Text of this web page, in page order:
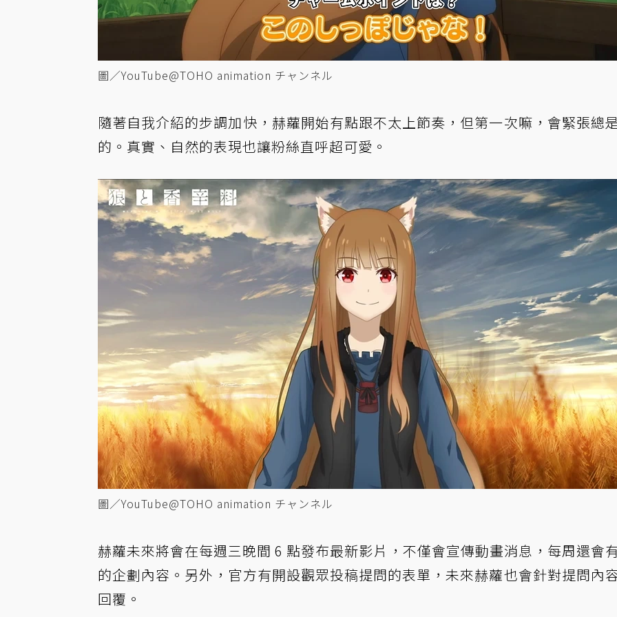
圖／YouTube@TOHO animation チャンネル
隨著自我介紹的步調加快，赫蘿開始有點跟不太上節奏，但第一次嘛，會緊張總
的。真實、自然的表現也讓粉絲直呼超可愛。
圖／YouTube@TOHO animation チャンネル
赫蘿未來將會在每週三晚間 6 點發布最新影片，不僅會宣傳動畫消息，每周還會
的企劃內容。另外，官方有開設觀眾投稿提問的表單，未來赫蘿也會針對提問內
回覆。